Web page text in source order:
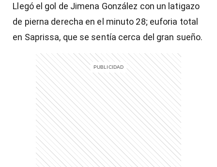
Llegó el gol de Jimena González con un latigazo
de pierna derecha en el minuto 28; euforia total
en Saprissa, que se sentía cerca del gran sueño.